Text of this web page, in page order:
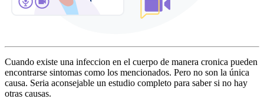
Cuando existe una infeccion en el cuerpo de manera cronica pueden
encontrarse sintomas como los mencionados. Pero no son la única
causa. Seria aconsejable un estudio completo para saber si no hay
otras causas.